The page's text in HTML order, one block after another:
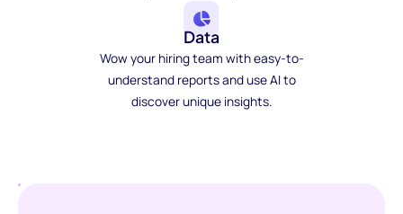
Data
Wow your hiring team with easy-to-
understand reports and use AI to
discover unique insights.